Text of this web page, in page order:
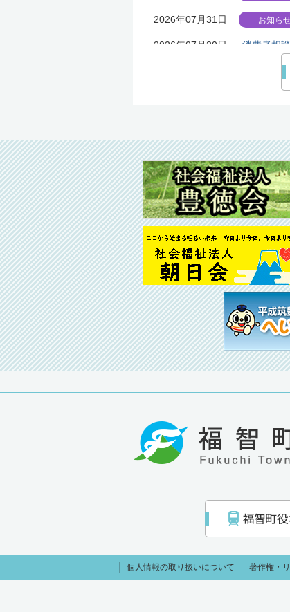
2026年07月31日 お知ら
2026年07月30日 消費者相
個人情報の取り扱いについて 著作権・